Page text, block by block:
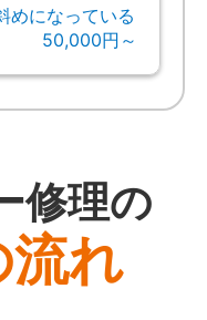
めになっている
50,000円～
修理の
流れ